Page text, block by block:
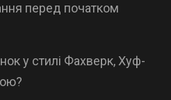
перед початком
у стилі Фахверк, Хуф-